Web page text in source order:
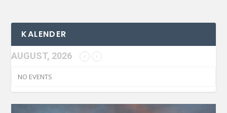
KALENDER
AUGUST, 2026
NO EVENTS